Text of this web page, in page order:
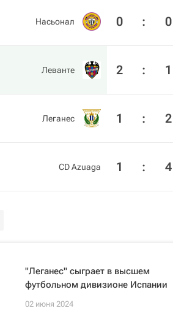
Насьонал 0 : 0
Леванте 2 : 1
Леганес 1 : 2
CD Azuaga 1 : 4
"Леганес" сыграет в высшем
футбольном дивизионе Испании
02 июня 2024